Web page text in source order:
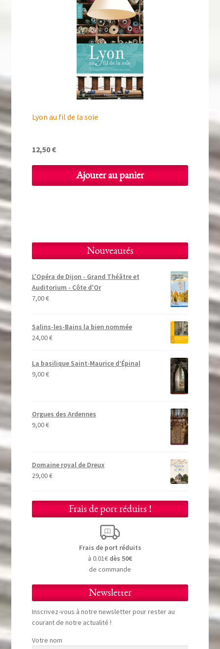
Lyon au fil de la soie
12,50€
Ajouter au panier
Nouveautés
L'Opéra de Dijon - Grand Théâtre et
Auditorium - Côte d'Or
7,00€
Salins-les-Bains la bien nommée
24,00€
La basilique Saint-Maurice d’Épinal
9,00€
Orgues des Ardennes
9,00€
Domaine royal de Dreux
29,00€
Frais de port réduits !
Frais de port réduits
à 0.01€ dès 50€
de commande
Newsletter
Inscrivez-vous à notre newsletter pour rester au
courant de notre actualité !
Votre nom